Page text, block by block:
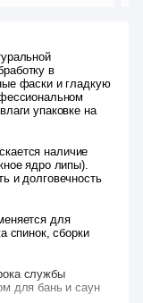
в
фаски и гладкую
упаковке на
наличие
ядро липы).
и долговечность
для
спинок, сборки
службы
для бань и саун